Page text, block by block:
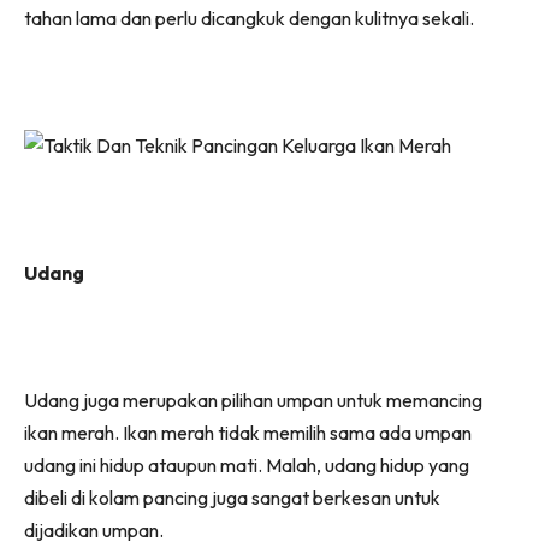
tahan lama dan perlu dicangkuk dengan kulitnya sekali.
Udang
Udang juga merupakan pilihan umpan untuk memancing
ikan merah. Ikan merah tidak memilih sama ada umpan
udang ini hidup ataupun mati. Malah, udang hidup yang
dibeli di kolam pancing juga sangat berkesan untuk
dijadikan umpan.